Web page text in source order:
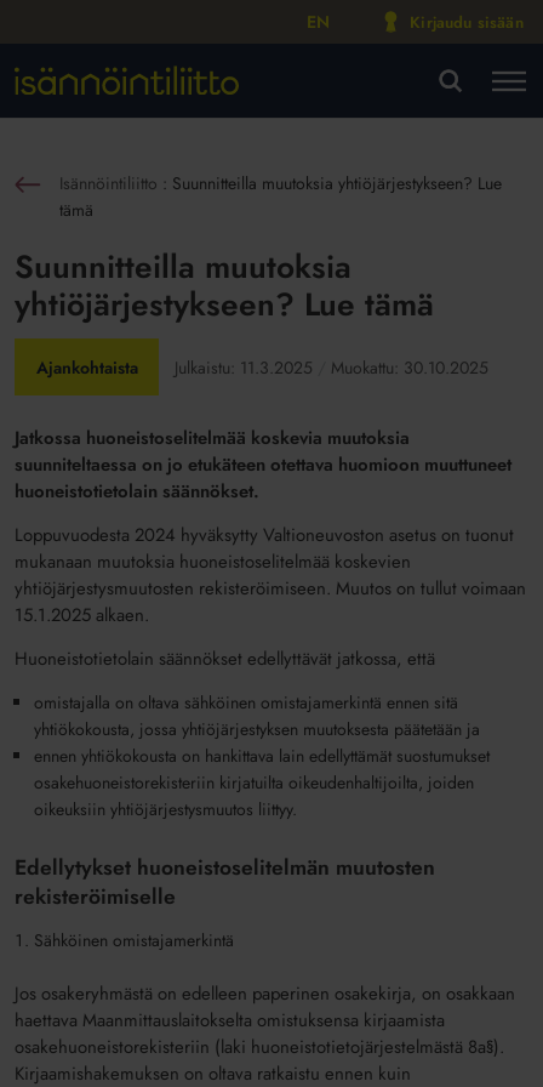
EN Kirjaudu sisään
Isännöintiliitto : Suunnitteilla muutoksia yhtiöjärjestykseen? Lue
tämä
Suunnitteilla muutoksia
yhtiöjärjestykseen? Lue tämä
Ajankohtaista Julkaistu: 11.3.2025 Muokattu: 30.10.2025
Jatkossa huoneistoselitelmää koskevia muutoksia
suunniteltaessa on jo etukäteen otettava huomioon muuttuneet
huoneistotietolain säännökset.
Loppuvuodesta 2024 hyväksytty Valtioneuvoston asetus on tuonut
mukanaan muutoksia huoneistoselitelmää koskevien
yhtiöjärjestysmuutosten rekisteröimiseen. Muutos on tullut voimaan
15.1.2025 alkaen.
Huoneistotietolain säännökset edellyttävät jatkossa, että
omistajalla on oltava sähköinen omistajamerkintä ennen sitä
yhtiökokousta, jossa yhtiöjärjestyksen muutoksesta päätetään ja
ennen yhtiökokousta on hankittava lain edellyttämät suostumukset
osakehuoneistorekisteriin kirjatuilta oikeudenhaltijoilta, joiden
oikeuksiin yhtiöjärjestysmuutos liittyy.
Edellytykset huoneistoselitelmän muutosten
rekisteröimiselle
Sähköinen omistajamerkintä
Jos osakeryhmästä on edelleen paperinen osakekirja, on osakkaan
haettava Maanmittauslaitokselta omistuksensa kirjaamista
osakehuoneistorekisteriin (laki huoneistotietojärjestelmästä 8a§).
Kirjaamishakemuksen on oltava ratkaistu ennen kuin